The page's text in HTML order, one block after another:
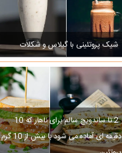
شیک پروتئینی با گیلاس و شکلات
2 تا ساندویچ سالم برای ناهار که 10
دقیقه ای آماده می شود با بیش از 10 گرم